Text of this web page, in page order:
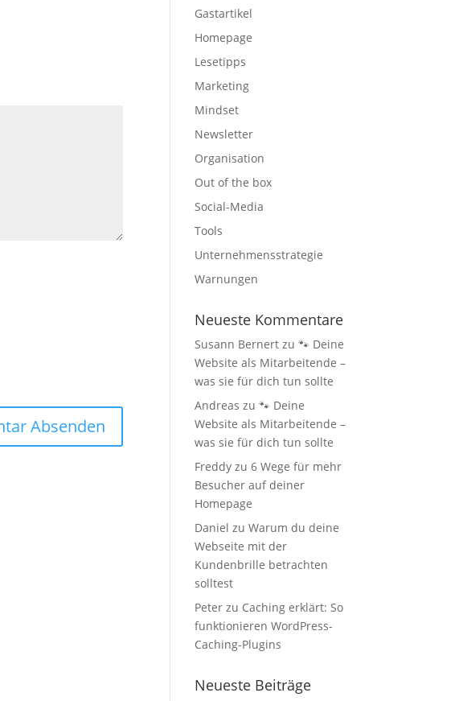
Gastartikel
Homepage
Lesetipps
Marketing
Mindset
Newsletter
Organisation
Out of the box
Social-Media
Tools
Unternehmensstrategie
Warnungen
Neueste Kommentare
Susann Bernert zu🐾 Deine
Website als Mitarbeitende –
was sie für dich tun sollte
Andreas zu🐾 Deine
Website als Mitarbeitende –
was sie für dich tun sollte
Freddy zu6 Wege für mehr
Besucher auf deiner
Homepage
Daniel zuWarum du deine
Webseite mit der
Kundenbrille betrachten
solltest
Peter zu Caching erklärt: So
funktionieren WordPress-
Caching-Plugins
Neueste Beiträge